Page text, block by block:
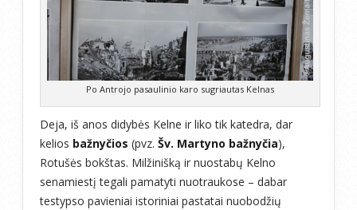
Po Antrojo pasaulinio karo sugriautas Kelnas
Deja, iš anos didybės Kelne ir liko tik katedra, dar
kelios bažnyčios (pvz. Šv. Martyno bažnyčia),
Rotušės bokštas. Milžinišką ir nuostabų Kelno
senamiestį tegali pamatyti nuotraukose – dabar
testypso pavieniai istoriniai pastatai nuobodžių